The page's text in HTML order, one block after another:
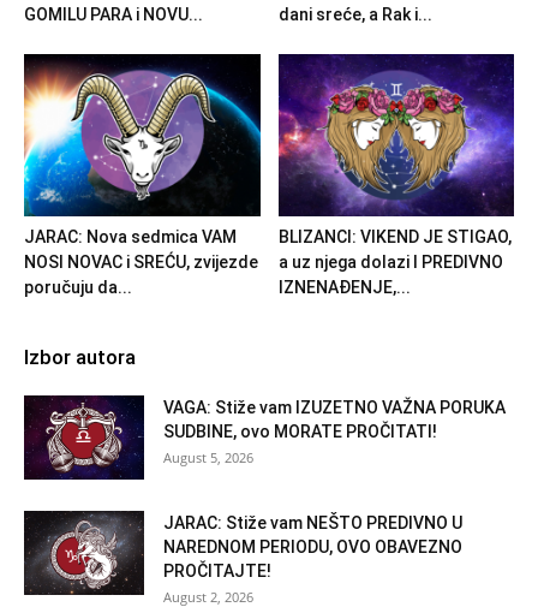
GOMILU PARA i NOVU...
dani sreće, a Rak i...
JARAC: Nova sedmica VAM
NOSI NOVAC i SREĆU, zvijezde
poručuju da...
BLIZANCI: VIKEND JE STIGAO,
a uz njega dolazi I PREDIVNO
IZNENAĐENJE,...
Izbor autora
VAGA: Stiže vam IZUZETNO VAŽNA PORUKA
SUDBINE, ovo MORATE PROČITATI!
August 5, 2026
JARAC: Stiže vam NEŠTO PREDIVNO U
NAREDNOM PERIODU, OVO OBAVEZNO
PROČITAJTE!
August 2, 2026